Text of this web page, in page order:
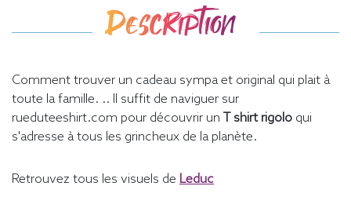
Description
Comment trouver un cadeau sympa et original qui plait à
toute la famille. .. Il suffit de naviguer sur
rueduteeshirt.com pour découvrir un T shirt rigolo qui
s'adresse à tous les grincheux de la planète.
Retrouvez tous les visuels de Leduc